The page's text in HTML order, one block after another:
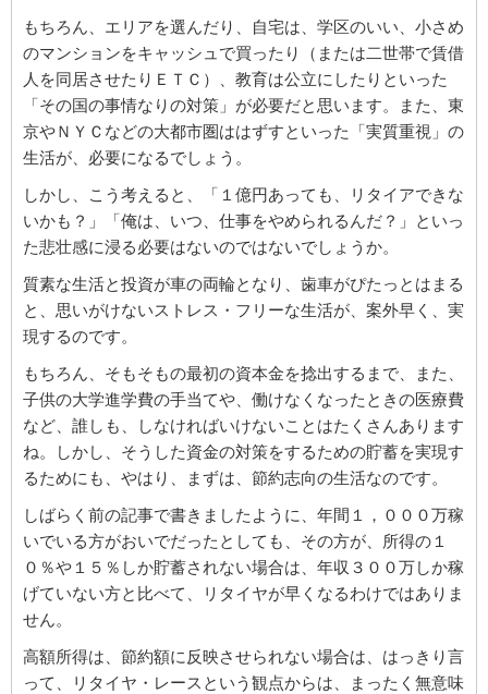
もちろん、エリアを選んだり、自宅は、学区のいい、小さめ
のマンションをキャッシュで買ったり（または二世帯で賃借
人を同居させたりＥＴＣ）、教育は公立にしたりといった
「その国の事情なりの対策」が必要だと思います。また、東
京やＮＹＣなどの大都市圏ははずすといった「実質重視」の
生活が、必要になるでしょう。
しかし、こう考えると、「１億円あっても、リタイアできな
いかも？」「俺は、いつ、仕事をやめられるんだ？」といっ
た悲壮感に浸る必要はないのではないでしょうか。
質素な生活と投資が車の両輪となり、歯車がぴたっとはまる
と、思いがけないストレス・フリーな生活が、案外早く、実
現するのです。
もちろん、そもそもの最初の資本金を捻出するまで、また、
子供の大学進学費の手当てや、働けなくなったときの医療費
など、誰しも、しなければいけないことはたくさんあります
ね。しかし、そうした資金の対策をするための貯蓄を実現す
るためにも、やはり、まずは、節約志向の生活なのです。
しばらく前の記事で書きましたように、年間１，０００万稼
いでいる方がおいでだったとしても、その方が、所得の１
０％や１５％しか貯蓄されない場合は、年収３００万しか稼
げていない方と比べて、リタイヤが早くなるわけではありま
せん。
高額所得は、節約額に反映させられない場合は、はっきり言
って、リタイヤ・レースという観点からは、まったく無意味